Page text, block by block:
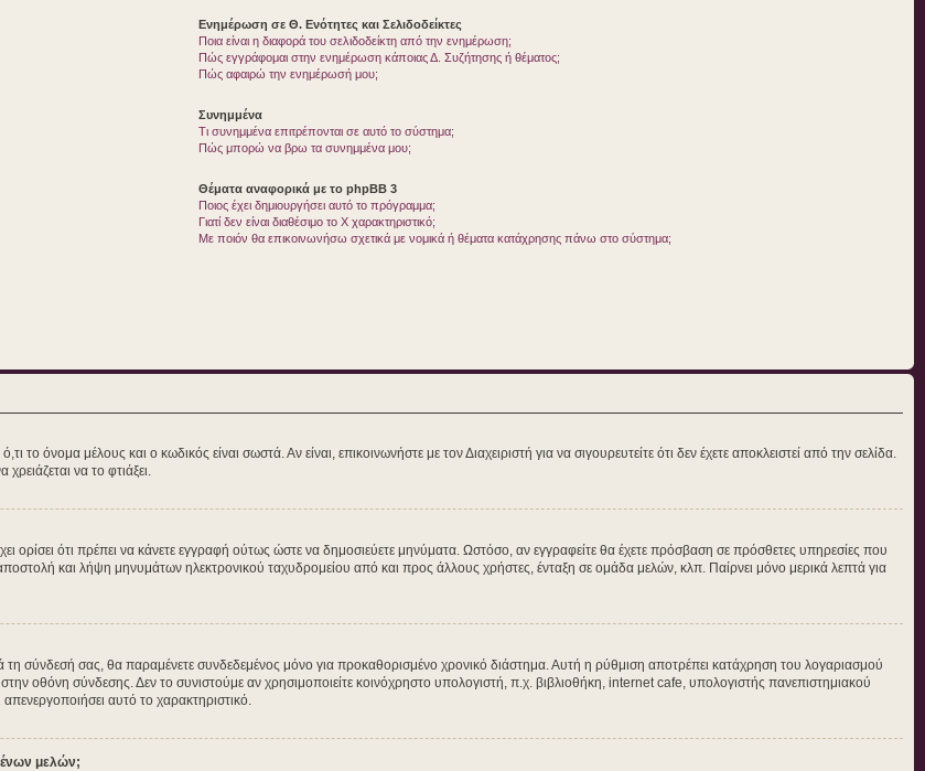
Ενημέρωση σε Θ. Ενότητες και Σελιδοδείκτες
Ποια είναι η διαφορά του σελιδοδείκτη από την ενημέρωση;
Πώς εγγράφομαι στην ενημέρωση κάποιας Δ. Συζήτησης ή θέματος;
Πώς αφαιρώ την ενημέρωσή μου;
Συνημμένα
Τι συνημμένα επιτρέπονται σε αυτό το σύστημα;
Πώς μπορώ να βρω τα συνημμένα μου;
Θέματα αναφορικά με το phpBB 3
Ποιος έχει δημιουργήσει αυτό το πρόγραμμα;
Γιατί δεν είναι διαθέσιμο το Χ χαρακτηριστικό;
Με ποιόν θα επικοινωνήσω σχετικά με νομικά ή θέματα κατάχρησης πάνω στο σύστημα;
όνομα μέλους και ο κωδικός είναι σωστά. Αν είναι, επικοινωνήστε με τον Διαχειριστή για να σιγουρευτείτε ότι δεν έχετε αποκλειστεί από την σελίδα.
να το φτιάξει.
ορίσει ότι πρέπει να κάνετε εγγραφή ούτως ώστε να δημοσιεύετε μηνύματα. Ωστόσο, αν εγγραφείτε θα έχετε πρόσβαση σε πρόσθετες υπηρεσίες που
και λήψη μηνυμάτων ηλεκτρονικού ταχυδρομείου από και προς άλλους χρήστες, ένταξη σε ομάδα μελών, κλπ. Παίρνει μόνο μερικά λεπτά για
τη σύνδεσή σας, θα παραμένετε συνδεδεμένος μόνο για προκαθορισμένο χρονικό διάστημα. Αυτή η ρύθμιση αποτρέπει κατάχρηση του λογαριασμού
οθόνη σύνδεσης. Δεν το συνιστούμε αν χρησιμοποιείτε κοινόχρηστο υπολογιστή, π.χ. βιβλιοθήκη, internet cafe, υπολογιστής πανεπιστημιακού
απενεργοποιήσει αυτό το χαρακτηριστικό.
μελών;